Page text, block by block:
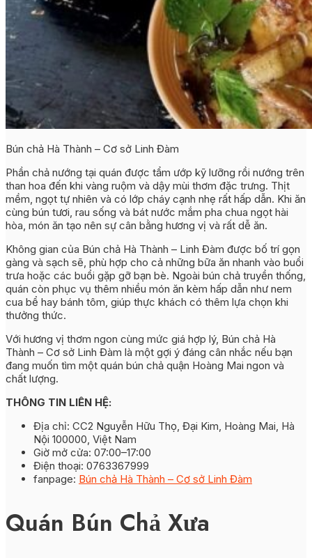
Bún chả Hà Thành – Cơ sở Linh Đàm
Phần chả nướng tại quán được tẩm ướp kỹ lưỡng rồi nướng trên
than hoa đến khi vàng ruộm và dậy mùi thơm đặc trưng. Thịt
mềm, ngọt tự nhiên và có lớp cháy cạnh nhẹ rất hấp dẫn. Khi ăn
cùng bún tươi, rau sống và bát nước mắm pha chua ngọt hài
hòa, món ăn tạo nên sự cân bằng hương vị và rất dễ ăn.
Không gian của Bún chả Hà Thành – Linh Đàm được bố trí gọn
gàng và sạch sẽ, phù hợp cho cả những bữa ăn nhanh vào buổi
trưa hoặc các buổi gặp gỡ bạn bè. Ngoài bún chả truyền thống,
quán còn phục vụ thêm nhiều món ăn kèm hấp dẫn như nem
cua bể hay bánh tôm, giúp thực khách có thêm lựa chọn khi
thưởng thức.
Với hương vị thơm ngon cùng mức giá hợp lý, Bún chả Hà
Thành – Cơ sở Linh Đàm là một gợi ý đáng cân nhắc nếu bạn
đang muốn tìm một quán bún chả quận Hoàng Mai ngon và
chất lượng.
THÔNG TIN LIÊN HỆ:
Địa chỉ: CC2 Nguyễn Hữu Thọ, Đại Kim, Hoàng Mai, Hà
Nội 100000, Việt Nam
Giờ mở cửa: 07:00–17:00
Điện thoại: 0763367999
fanpage: Bún chả Hà Thành – Cơ sở Linh Đàm
Quán Bún Chả Xưa